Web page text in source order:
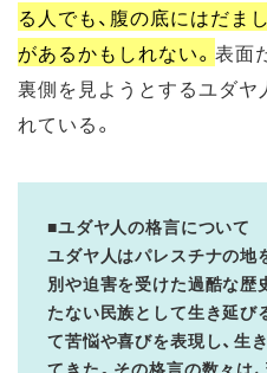
る人でも、腹の底にはだま
があるかもしれない。 表面
裏側を見ようとするユダ
れている。
■ユダヤ人の格言について
ユダヤ人はパレスチナの地
別や迫害を受けた過酷な歴
たない民族として生き延び
て苦悩や喜びを表現し、生
てきた。その格言の数々は